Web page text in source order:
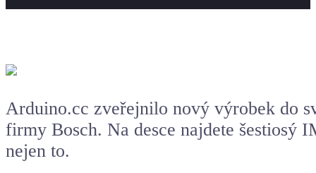
Arduino.cc zveřejnilo nový výrobek do
firmy Bosch. Na desce najdete šestiosý
nejen to.